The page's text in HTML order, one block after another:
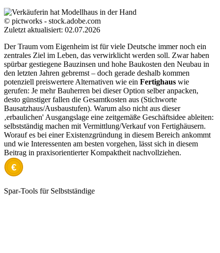
© pictworks - stock.adobe.com
Zuletzt aktualisiert: 02.07.2026
Der Traum vom Eigenheim ist für viele Deutsche immer noch ein
zentrales Ziel im Leben, das verwirklicht werden soll. Zwar haben
spürbar gestiegene Bauzinsen und hohe Baukosten den Neubau in
den letzten Jahren gebremst – doch gerade deshalb kommen
potenziell preiswertere Alternativen wie ein Fertighaus wie
gerufen: Je mehr Bauherren bei dieser Option selber anpacken,
desto günstiger fallen die Gesamtkosten aus (Stichworte
Bausatzhaus/Ausbaustufen). Warum also nicht aus dieser
‚erbaulichen' Ausgangslage eine zeitgemäße Geschäftsidee ableiten:
selbstständig machen mit Vermittlung/Verkauf von Fertighäusern.
Worauf es bei einer Existenzgründung in diesem Bereich ankommt
und wie Interessenten am besten vorgehen, lässt sich in diesem
Beitrag in praxisorientierter Kompaktheit nachvollziehen.
€
Spar-Tools für Selbstständige